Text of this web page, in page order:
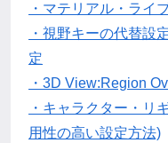
・マテリアル・ライ
・視野キーの代替設
定
・3D View:Region
・キャラクター・リ
用性の高い設定方法)